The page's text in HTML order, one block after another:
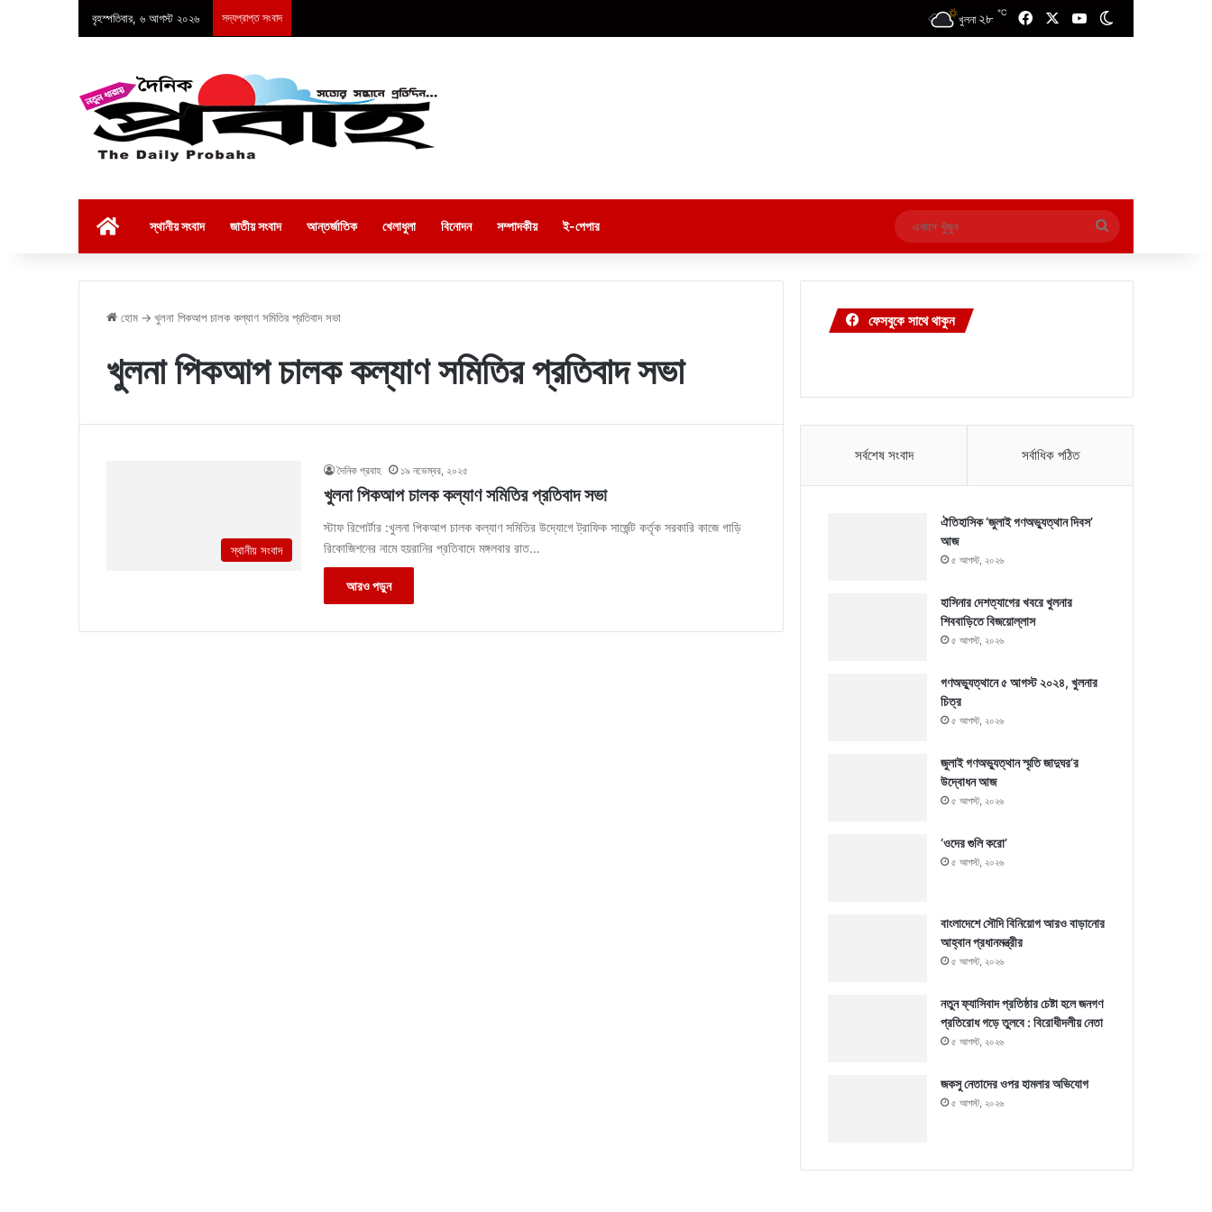
বৃহস্পতিবার, ৬ আগস্ট ২০২৬ সদ্যপ্রাপ্ত সংবাদ খুলনা ২৮ ℃ FacebookYouTube
স্থানীয় সংবাদ জাতীয় সংবাদ আন্তর্জাতিক খেলাধুলা বিনোদন সম্পাদকীয় ই-পেপার
এখানে
খুঁজুন
হোম → খুলনা পিকআপ চালক কল্যাণ সমিতির প্রতিবাদ সভা
খুলনা পিকআপ চালক কল্যাণ সমিতির প্রতিবাদ সভা
স্থানীয় সংবাদ
দৈনিক প্রবাহ ১৯ নভেম্বর, ২০২৫
খুলনা পিকআপ চালক কল্যাণ সমিতির প্রতিবাদ সভা
স্টাফ রিপোর্টার :খুলনা পিকআপ চালক কল্যাণ সমিতির উদ্যোগে ট্রাফিক সার্জেন্ট কর্তৃক সরকারি কাজে গাড়ি
রিকোজিশনের নামে হয়রানির প্রতিবাদে মঙ্গলবার রাত…
আরও পড়ুন
ফেসবুকে সাথে থাকুন
সর্বশেষ সংবাদ সর্বাধিক পঠিত
ঐতিহাসিক ‘জুলাই গণঅভ্যুত্থান দিবস’
আজ
৫ আগস্ট, ২০২৬
হাসিনার দেশত্যাগের খবরে খুলনার
শিববাড়িতে বিজয়োল্লাস
৫ আগস্ট, ২০২৬
গণঅভ্যুত্থানে ৫ আগস্ট ২০২৪, খুলনার
চিত্র
৫ আগস্ট, ২০২৬
জুলাই গণঅভ্যুত্থান স্মৃতি জাদুঘর’র
উদ্বোধন আজ
৫ আগস্ট, ২০২৬
‘ওদের গুলি করো’
৫ আগস্ট, ২০২৬
বাংলাদেশে সৌদি বিনিয়োগ আরও বাড়ানোর
আহ্বান প্রধানমন্ত্রীর
৫ আগস্ট, ২০২৬
নতুন ফ্যাসিবাদ প্রতিষ্ঠার চেষ্টা হলে জনগণ
প্রতিরোধ গড়ে তুলবে : বিরোধীদলীয় নেতা
৫ আগস্ট, ২০২৬
জকসু নেতাদের ওপর হামলার অভিযোগ
৫ আগস্ট, ২০২৬